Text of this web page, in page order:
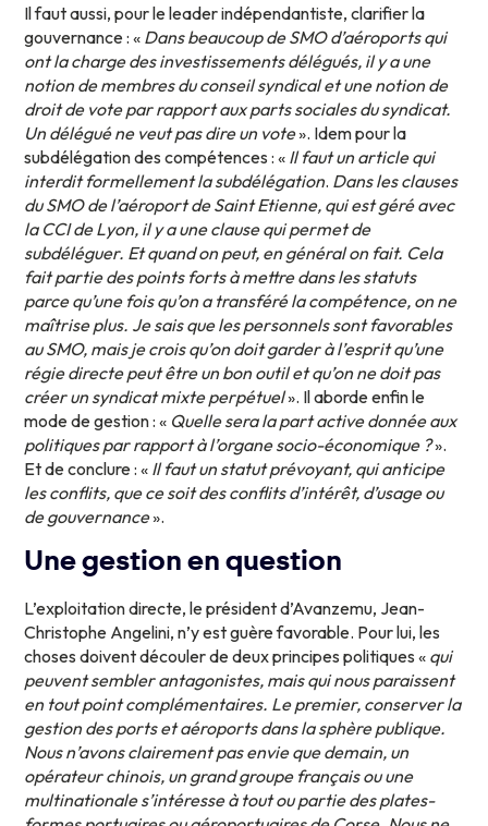
Il faut aussi, pour le leader indépendantiste, clarifier la
gouvernance : « Dans beaucoup de SMO d’aéroports qui
ont la charge des investissements délégués, il y a une
notion de membres du conseil syndical et une notion de
droit de vote par rapport aux parts sociales du syndicat.
Un délégué ne veut pas dire un vote». Idem pour la
subdélégation des compétences : « Il faut un article qui
interdit formellement la subdélégation. Dans les clauses
du SMO de l’aéroport de Saint Etienne, qui est géré avec
la CCI de Lyon, il y a une clause qui permet de
subdéléguer. Et quand on peut, en général on fait. Cela
fait partie des points forts à mettre dans les statuts
parce qu’une fois qu’on a transféré la compétence, on ne
maîtrise plus. Je sais que les personnels sont favorables
au SMO, mais je crois qu’on doit garder à l’esprit qu’une
régie directe peut être un bon outil et qu’on ne doit pas
créer un syndicat mixte perpétuel». Il aborde enfin le
mode de gestion : « Quelle sera la part active donnée aux
politiques par rapport à l’organe socio-économique ?».
Et de conclure : « Il faut un statut prévoyant, qui anticipe
les conflits, que ce soit des conflits d’intérêt, d’usage ou
de gouvernance».
Une gestion en question
L’exploitation directe, le président d’Avanzemu, Jean-
Christophe Angelini, n’y est guère favorable. Pour lui, les
choses doivent découler de deux principes politiques « qui
peuvent sembler antagonistes, mais qui nous paraissent
en tout point complémentaires. Le premier, conserver la
gestion des ports et aéroports dans la sphère publique.
Nous n’avons clairement pas envie que demain, un
opérateur chinois, un grand groupe français ou une
multinationale s’intéresse à tout ou partie des plates-